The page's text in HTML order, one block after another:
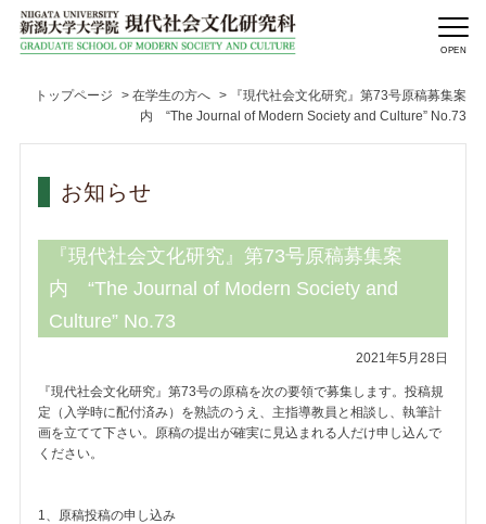
トップページ >在学生の方へ >
『現代社会文化研究』第73号原稿募集案
内 “The Journal of Modern Society and Culture” No.73
お知らせ
『現代社会文化研究』第73号原稿募集案
内 “The Journal of Modern Society and
Culture” No.73
2021年5月28日
『現代社会文化研究』第73号の原稿を次の要領で募集します。投稿規
定（入学時に配付済み）を熟読のうえ、主指導教員と相談し、執筆計
画を立てて下さい。原稿の提出が確実に見込まれる人だけ申し込んで
ください。
1、原稿投稿の申し込み